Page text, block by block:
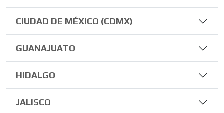
CIUDAD DE MÉXICO (CDMX)
GUANAJUATO
HIDALGO
JALISCO